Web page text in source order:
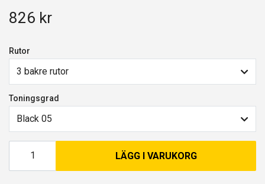
826 kr
Rutor
3 bakre rutor
Toningsgrad
Black 05
LÄGG I VARUKORG